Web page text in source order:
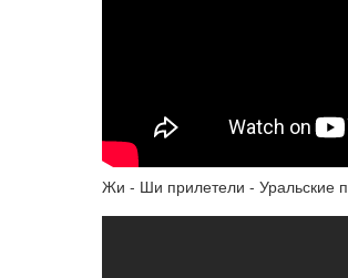
Жи - Ши прилетели - Уральские